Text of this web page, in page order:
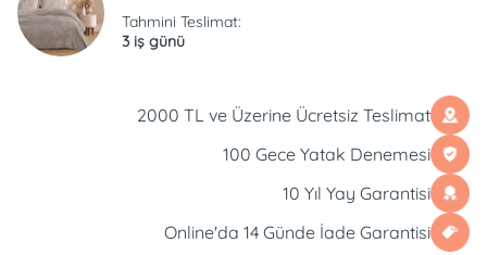
Tahmini Teslimat:
3 iş günü
2000 TL ve Üzerine Ücretsiz Teslimat
100 Gece Yatak Denemesi
10 Yıl Yay Garantisi
Online'da 14 Günde İade Garantisi